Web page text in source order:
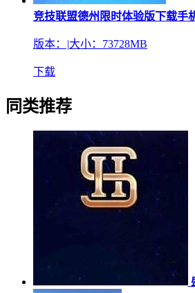
竞技联盟德州限时体验版下载手
版本： |大小：73728MB
下载
同类推荐